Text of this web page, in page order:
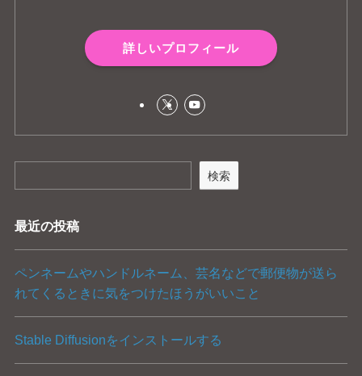
詳しいプロフィール
検索
最近の投稿
ペンネームやハンドルネーム、芸名などで郵便物が送ら
れてくるときに気をつけたほうがいいこと
Stable Diffusionをインストールする